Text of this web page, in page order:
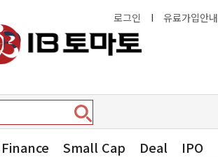
로그인 I 유료가입안내
Finance Small Cap Deal IPO